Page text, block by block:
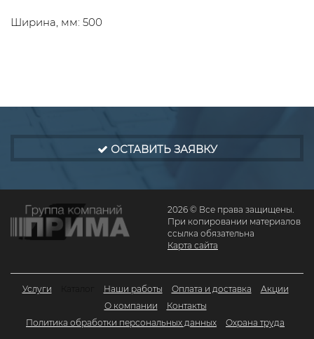
Ширина, мм: 500
ОСТАВИТЬ ЗАЯВКУ
2026 © Все права защищены.
При копировании материалов
ссылка обязательна
Карта сайта
Услуги Наши работы Оплата и доставка
Акции
О компании
Контакты
Политика обработки персональных данных
Охрана труда